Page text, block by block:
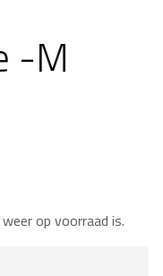
-M
op voorraad is.